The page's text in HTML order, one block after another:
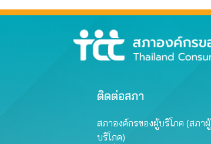
ติดต่อสภา
สภาองค์กรของผู้บริโภค (สภาผู้
บริโภค)